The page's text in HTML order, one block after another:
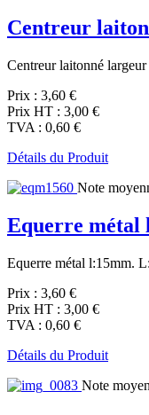
Centreur
Centreur laitonné
Prix : 3,60 €
Prix HT : 3,00 €
TVA : 0,60 €
Détails du Produit
Note
Equerre métal
Equerre métal l:15mm.
Prix : 3,60 €
Prix HT : 3,00 €
TVA : 0,60 €
Détails du Produit
Note